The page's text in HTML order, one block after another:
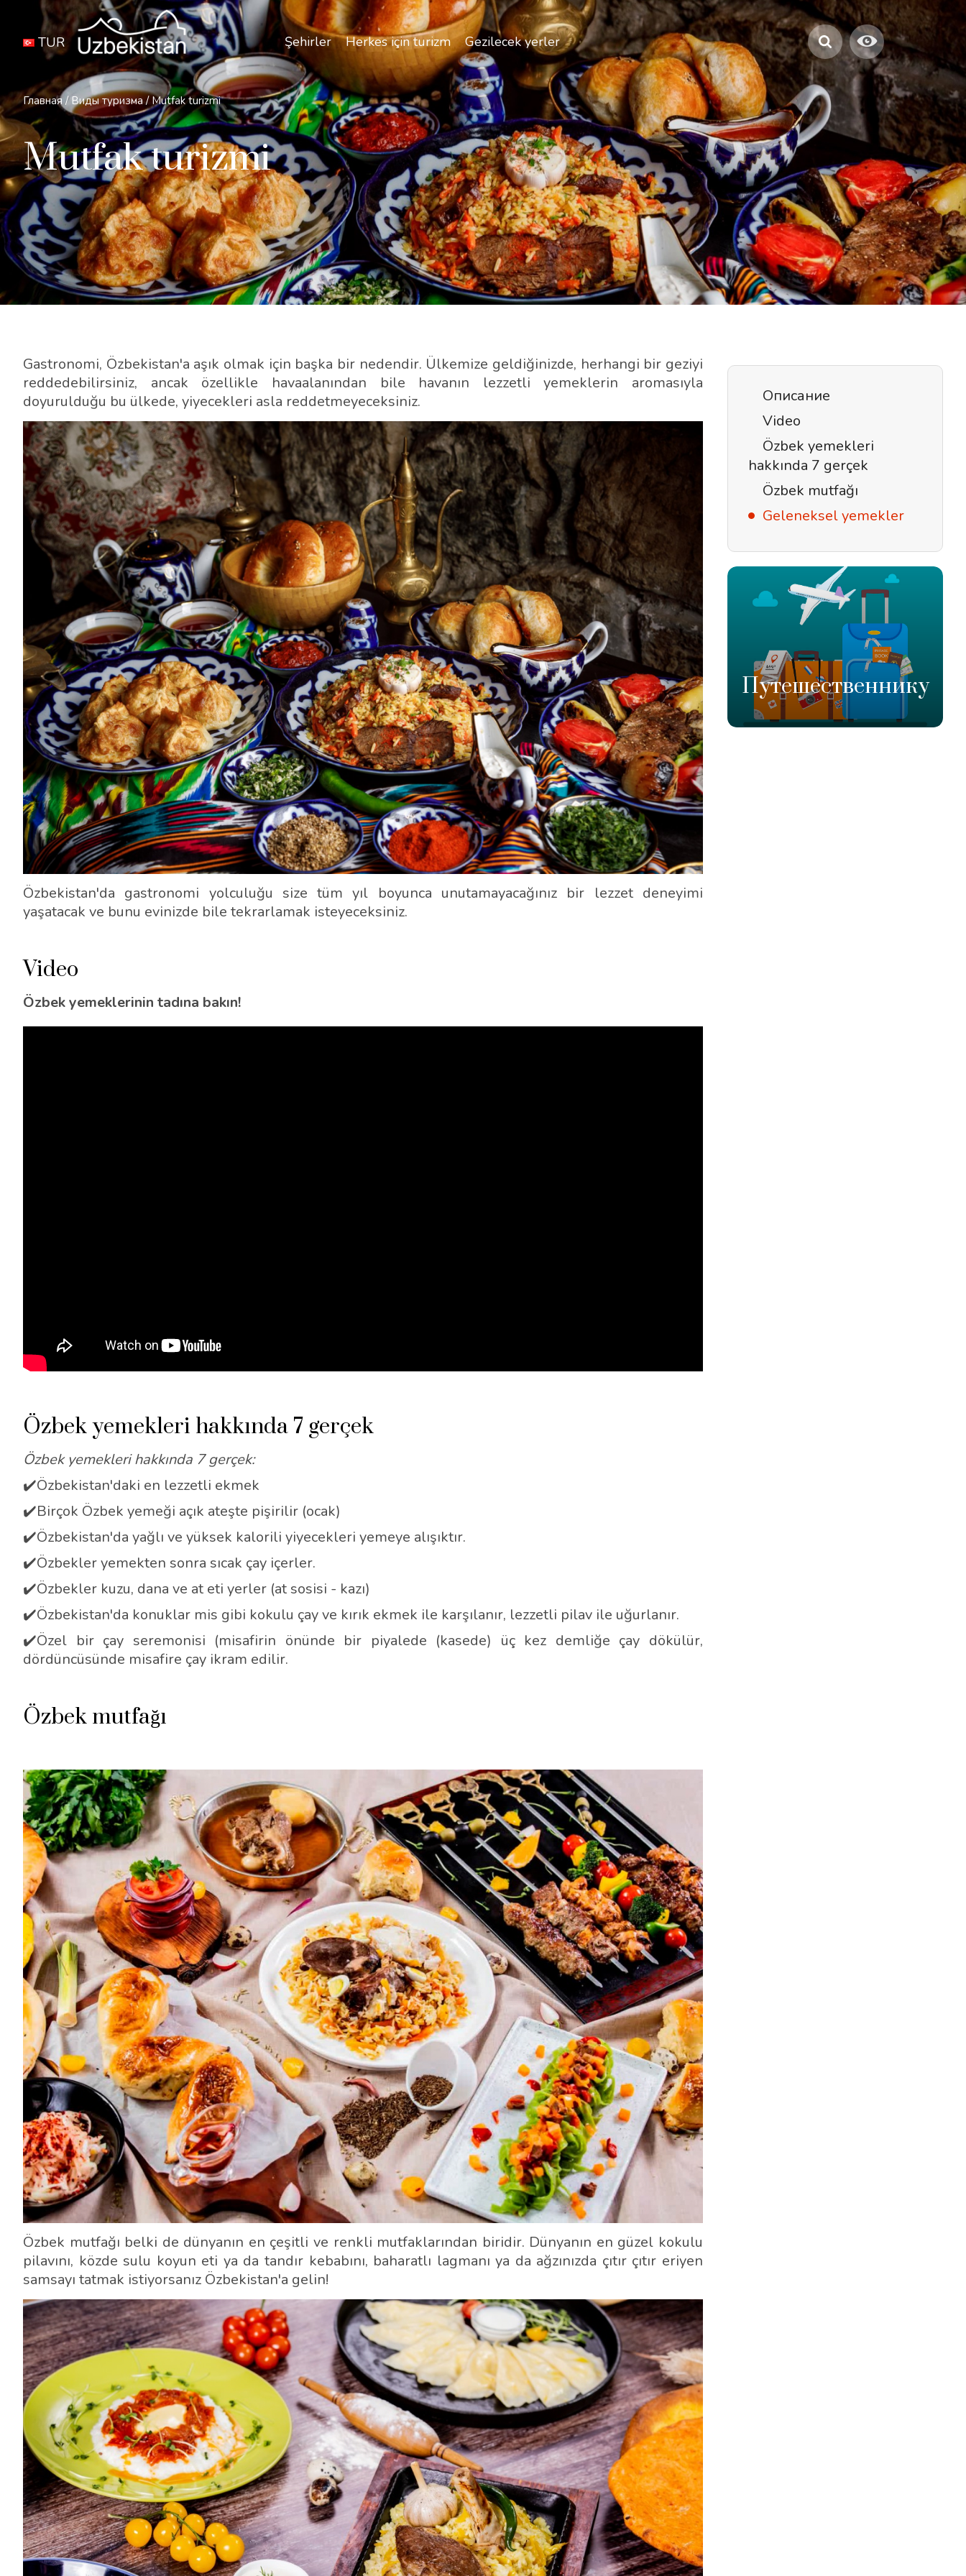
Şehirler Herkes için turizm Gezilecek yerler
TUR
Главная / Виды туризма / Mutfak turizmi
Mutfak turizmi
Gastronomi, Özbekistan'a aşık olmak için başka bir nedendir. Ülkemize geldiğinizde, herhangi bir geziyi
reddedebilirsiniz, ancak özellikle havaalanından bile havanın lezzetli yemeklerin aromasıyla
doyurulduğu bu ülkede, yiyecekleri asla reddetmeyeceksiniz.
Özbekistan'da gastronomi yolculuğu size tüm yıl boyunca unutamayacağınız bir lezzet deneyimi
yaşatacak ve bunu evinizde bile tekrarlamak isteyeceksiniz.
Video
Özbek yemeklerinin tadına bakın!
Özbek yemekleri hakkında 7 gerçek
Özbek yemekleri hakkında 7 gerçek:
✔️Özbekistan'daki en lezzetli ekmek
✔️Birçok Özbek yemeği açık ateşte pişirilir (ocak)
✔️Özbekistan'da yağlı ve yüksek kalorili yiyecekleri yemeye alışıktır.
✔️Özbekler yemekten sonra sıcak çay içerler.
✔️Özbekler kuzu, dana ve at eti yerler (at sosisi - kazı)
✔️Özbekistan'da konuklar mis gibi kokulu çay ve kırık ekmek ile karşılanır, lezzetli pilav ile uğurlanır.
✔️Özel bir çay seremonisi (misafirin önünde bir piyalede (kasede) üç kez demliğe çay dökülür,
dördüncüsünde misafire çay ikram edilir.
Özbek mutfağı
Özbek mutfağı belki de dünyanın en çeşitli ve renkli mutfaklarından biridir. Dünyanın en güzel kokulu
pilavını, közde sulu koyun eti ya da tandır kebabını, baharatlı lagmanı ya da ağzınızda çıtır çıtır eriyen
samsayı tatmak istiyorsanız Özbekistan'a gelin!
Описание
Video
Özbek yemekleri
hakkında 7 gerçek
Özbek mutfağı
Geleneksel yemekler
Путешественнику